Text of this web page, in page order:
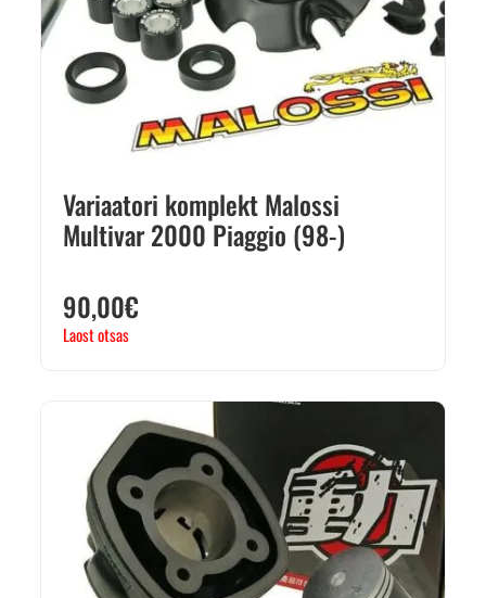
Variaatori komplekt Malossi
Multivar 2000 Piaggio (98-)
90,00€
Laost otsas